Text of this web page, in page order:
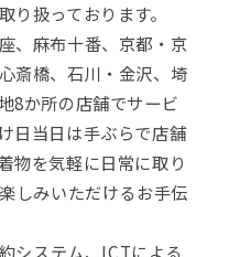
扱っております。
、麻布十番、京都・京
斎橋、石川・金沢、埼
8か所の店舗でサービ
日当日は手ぶらで店舗
物を気軽に日常に取り
しみいただけるお手伝
システム、ICTによる